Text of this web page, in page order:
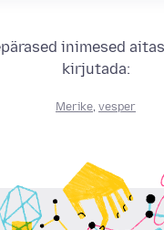
inimesed
kirjutada:
Merike, vesper